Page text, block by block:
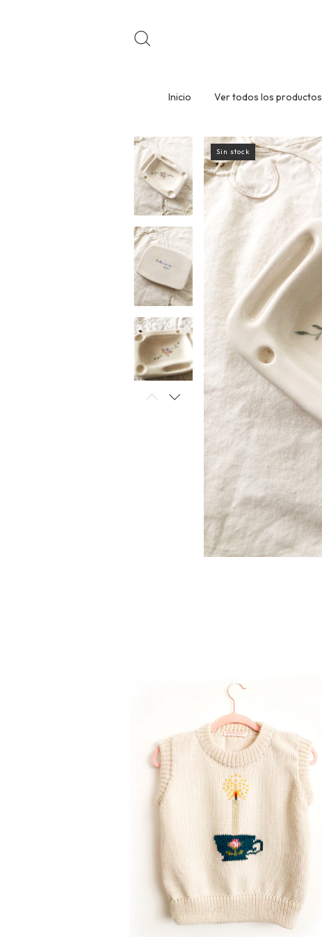
Inicio Ver todos los productos
Sin stock